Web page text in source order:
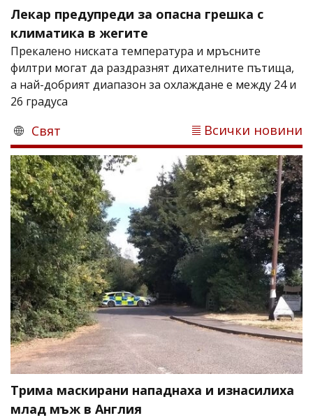
Лекар предупреди за опасна грешка с
климатика в жегите
Прекалено ниската температура и мръсните
филтри могат да раздразнят дихателните пътища,
а най-добрият диапазон за охлаждане е между 24 и
26 градуса
Свят Всички новини
Трима маскирани нападнаха и изнасилиха
млад мъж в Англия